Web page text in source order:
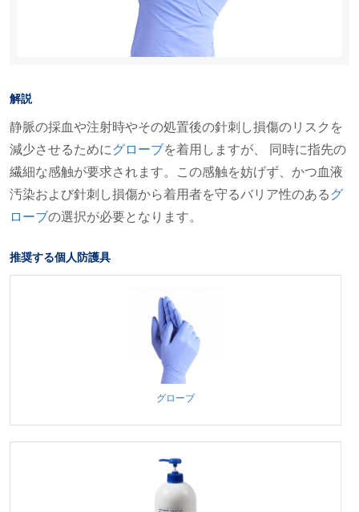
解説
静脈の採血や注射時やその処置後の針刺し損傷のリスクを
減少させるためにグローブを着用しますが、 同時に指先の
繊細な感触が要求されます。この感触を妨げず、かつ血液
汚染および針刺し損傷から着用者を守るバリア性のあるグ
ローブの選択が必要となります。
推奨する個人防護具
グローブ